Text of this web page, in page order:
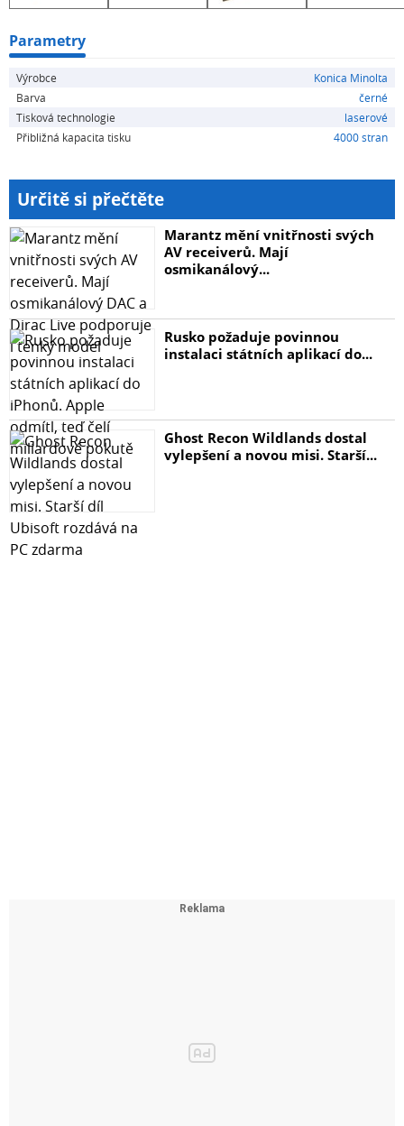
Parametry
Výrobce
Konica Minolta
Barva
černé
Tisková technologie
laserové
Přibližná kapacita tisku
4000 stran
Určitě si přečtěte
Marantz mění vnitřnosti svých
AV receiverů. Mají
osmikanálový...
Rusko požaduje povinnou
instalaci státních aplikací do...
Ghost Recon Wildlands dostal
vylepšení a novou misi. Starší...